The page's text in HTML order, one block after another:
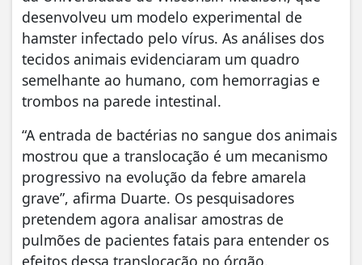
desenvolveu um modelo experimental de
hamster infectado pelo vírus. As análises dos
tecidos animais evidenciaram um quadro
semelhante ao humano, com hemorragias e
trombos na parede intestinal.
“A entrada de bactérias no sangue dos animais
mostrou que a translocação é um mecanismo
progressivo na evolução da febre amarela
grave”, afirma Duarte. Os pesquisadores
pretendem agora analisar amostras de
pulmões de pacientes fatais para entender os